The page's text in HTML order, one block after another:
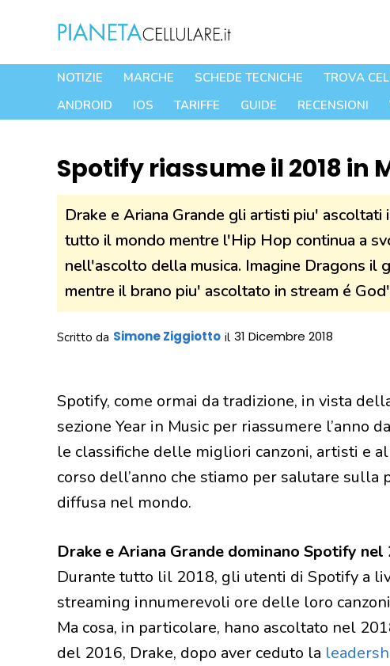
contenuto
NOTIZIE MARCHE SCHEDE TECNICHE TROVA
ANDROID
IOS TARIFFE GUIDE RECENSIONI
Spotify riassume il 2018 in
Drake e Ariana Grande gli artisti piu'
tutto il mondo mentre l'Hip Hop continua a
nell'ascolto della musica. Imagine Dragons il
mentre il brano piu' ascoltato in stream é
Scritto da Simone Ziggiotto il 31 Dicembre 2018
Spotify, come ormai da tradizione, in vista
sezione Year in Music per riassumere l’anno
le classifiche delle migliori canzoni, artisti e
corso dell’anno che stiamo per salutare sulla
diffusa nel mondo.
Drake e Ariana Grande dominano Spotify nel
Durante tutto lil 2018, gli utenti di Spotify a
streaming innumerevoli ore delle loro
Ma cosa, in particolare, hano ascoltato nel
del 2016, Drake, dopo aver ceduto la